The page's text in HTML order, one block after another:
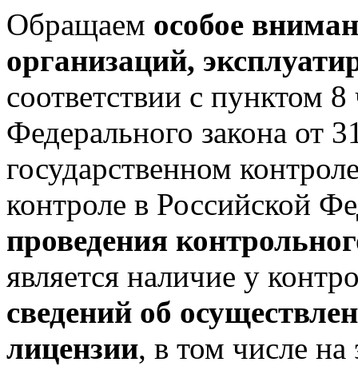
Обращаем особое
организаций,
соответствии с пунктом 8
Федерального закона
государственном
контроле в Российской
проведения
является наличие у
сведений об
лицензии, в том числе